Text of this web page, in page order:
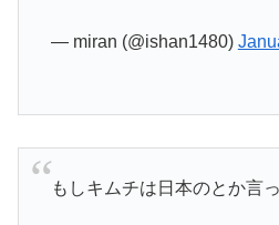
— miran (@ishan1480)
もしキムチは日本のとか言